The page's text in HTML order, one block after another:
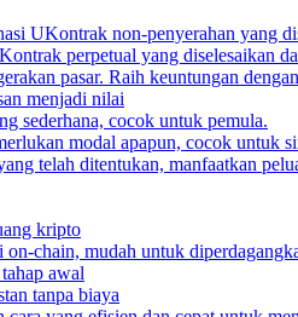
UKontrak non-penyerahan yang
Kontrak perpetual yang diselesaikan
pasar. Raih keuntungan
menjadi nilai
sederhana, cocok untuk pemula.
modal apapun, cocok untuk
telah ditentukan, manfaatkan
kripto
chain, mudah untuk
awal
tanpa biaya